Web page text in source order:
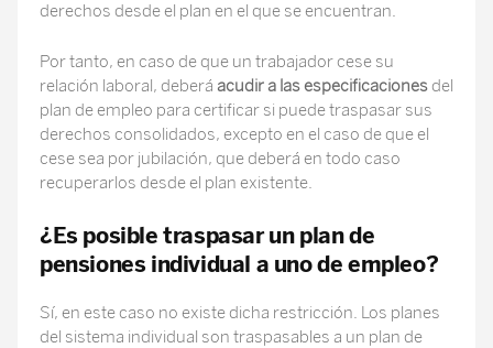
derechos desde el plan en el que se encuentran.
Por tanto, en caso de que un trabajador cese su
relación laboral, deberá acudir a las especificaciones del
plan de empleo para certificar si puede traspasar sus
derechos consolidados, excepto en el caso de que el
cese sea por jubilación, que deberá en todo caso
recuperarlos desde el plan existente.
¿Es posible traspasar un plan de
pensiones individual a uno de empleo?
Sí, en este caso no existe dicha restricción. Los planes
del sistema individual son traspasables a un plan de